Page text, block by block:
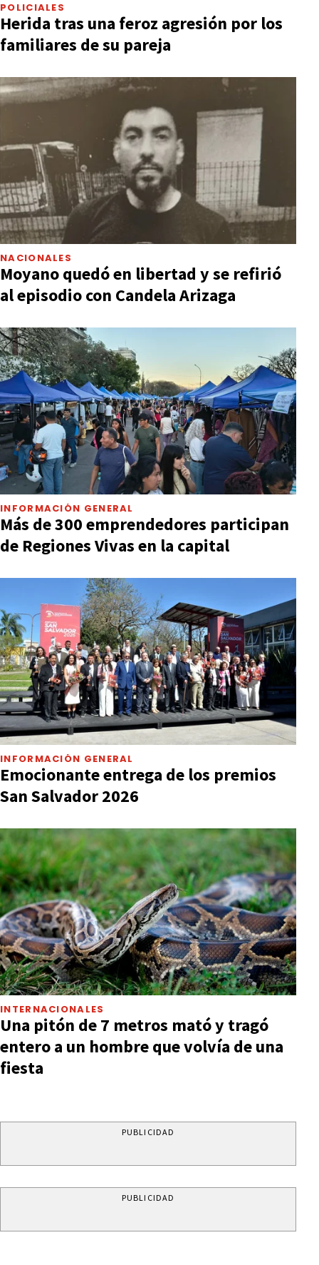
POLICIALES
Herida tras una feroz agresión por los
familiares de su pareja
NACIONALES
Moyano quedó en libertad y se refirió
al episodio con Candela Arizaga
INFORMACIÓN GENERAL
Más de 300 emprendedores participan
de Regiones Vivas en la capital
INFORMACIÓN GENERAL
Emocionante entrega de los premios
San Salvador 2026
INTERNACIONALES
Una pitón de 7 metros mató y tragó
entero a un hombre que volvía de una
fiesta
PUBLICIDAD
PUBLICIDAD